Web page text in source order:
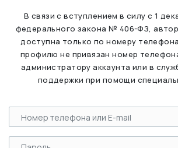
В связи с вступлением в силу с 1
федерального закона № 406-ФЗ,
доступна только по номеру
профилю не привязан номер
администратору аккаунта или в
поддержки при помощи